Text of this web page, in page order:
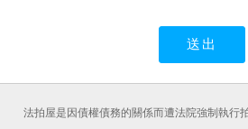
法拍屋是因債權債務的關係而遭法院強制執行